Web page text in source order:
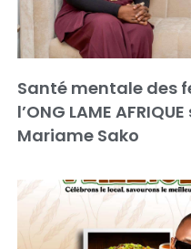
Santé mentale des
l’ONG LAME
Mariame Sako